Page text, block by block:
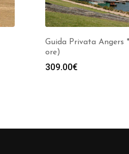
Guida Privata Angers
ore)
309.00€